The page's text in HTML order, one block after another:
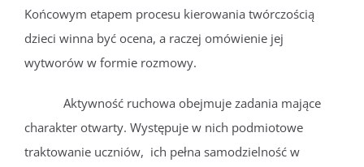
Końcowym etapem procesu kierowania twórczością
dzieci winna być ocena, a raczej omówienie jej
wytworów w formie rozmowy.
Aktywność ruchowa obejmuje zadania mające
charakter otwarty. Występuje w nich podmiotowe
traktowanie uczniów, ich pełna samodzielność w